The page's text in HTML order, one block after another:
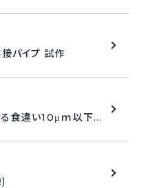
パイプ 試作
薄肉長尺突合せ溶接における食違い10μｍ以下を実現